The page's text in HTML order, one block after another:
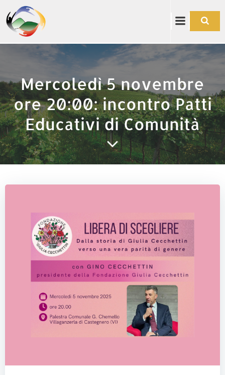
Mercoledì 5 novembre
ore 20:00: incontro Patti
Educativi di Comunità